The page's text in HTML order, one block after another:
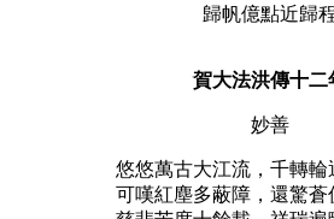
歸帆億點近歸
賀大法洪傳十二
妙善
悠悠萬古大江流，千轉輪
可嘆紅塵多蔽障，還驚蒼